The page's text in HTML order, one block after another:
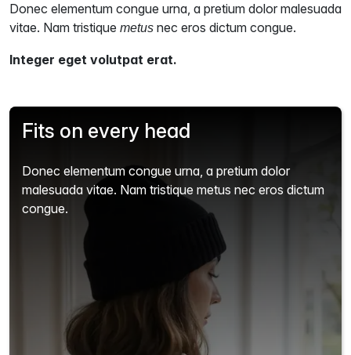
Donec elementum congue urna, a pretium dolor malesuada
vitae. Nam tristique metus nec eros dictum congue.
Integer eget volutpat erat.
Fits on every head
Donec elementum congue urna, a pretium dolor
malesuada vitae. Nam tristique metus nec eros dictum
congue.